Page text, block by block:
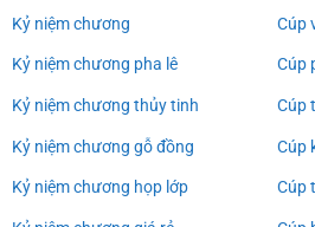
Kỷ niệm chương
Kỷ niệm chương pha lê
Kỷ niệm chương thủy tinh
Kỷ niệm chương gỗ đồng
Kỷ niệm chương họp lớp
Cúp
Cúp
Cúp
Cúp
Cúp